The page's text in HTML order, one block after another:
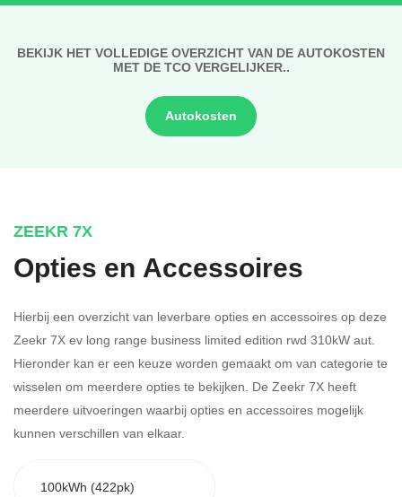
BEKIJK HET VOLLEDIGE OVERZICHT VAN DE AUTOKOSTEN
MET DE TCO VERGELIJKER..
Autokosten
ZEEKR 7X
Opties en Accessoires
Hierbij een overzicht van leverbare opties en accessoires op deze
Zeekr 7X ev long range business limited edition rwd 310kW aut.
Hieronder kan er een keuze worden gemaakt om van categorie te
wisselen om meerdere opties te bekijken. De Zeekr 7X heeft
meerdere uitvoeringen waarbij opties en accessoires mogelijk
kunnen verschillen van elkaar.
100kWh (422pk)